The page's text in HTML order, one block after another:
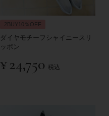
2BUY10％OFF
ダイヤモチーフシャイニースリ
ッポン
¥24,750 税込